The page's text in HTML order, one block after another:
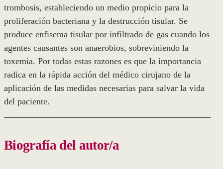
trombosis, estableciendo un medio propicio para la
proliferación bacteriana y la destrucción tisular. Se
produce enfisema tisular por infiltrado de gas cuando los
agentes causantes son anaerobios, sobreviniendo la
toxemia. Por todas estas razones es que la importancia
radica en la rápida acción del médico cirujano de la
aplicación de las medidas necesarias para salvar la vida
del paciente.
Biografía del autor/a